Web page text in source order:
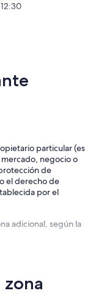
particular (es
negocio o
de
el derecho de
por el
adicional, según la